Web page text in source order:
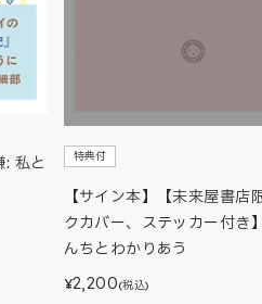
: 私と
特典付
【サイン本】【未来屋書店
クカバー、ステッカー付き
んちとわかりあう
¥2,200(税込)